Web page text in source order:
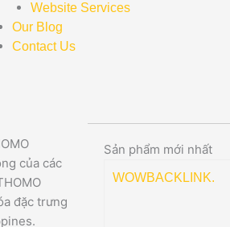
Website Services
Our Blog
Contact Us
của các
đặc trưng
Sản phẩm mới nhất
WOWBACKLINK.